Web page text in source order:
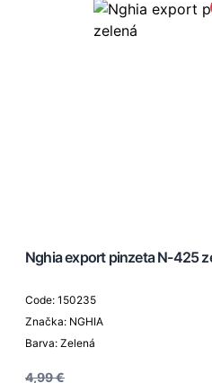
Nghia export pinzeta N-425
Code: 150235
Značka: NGHIA
Barva: Zelená
4,99 €